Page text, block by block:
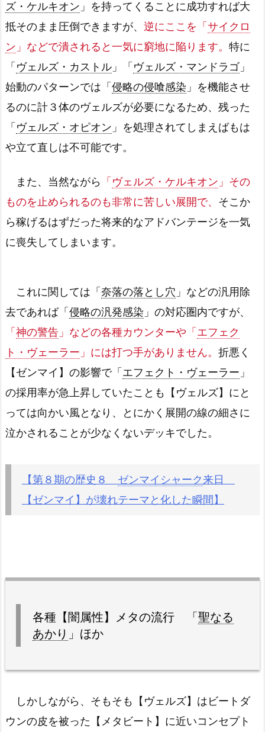
ズ・ケルキオン 」を持ってくることに成功すれば大
抵そのまま圧倒できますが、 逆にここを「 サイクロ
ン 」などで潰されると一気に窮地に陥ります。 特に
「 ヴェルズ・カストル 」「 ヴェルズ・マンドラゴ 」
始動のパターンでは「 侵略の侵喰感染 」を機能させ
るのに計３体のヴェルズが必要になるため、残った
「 ヴェルズ・オピオン 」を処理されてしまえばもは
や立て直しは不可能です。
また、当然ながら 「 ヴェルズ・ケルキオン 」その
ものを止められるのも非常に苦しい展開で、 そこか
ら稼げるはずだった将来的なアドバンテージを一気
に喪失してしまいます。
これに関しては「 奈落の落とし穴 」などの汎用除
去であれば「 侵略の汎発感染 」の対応圏内ですが、
「 神の警告 」などの各種カウンターや「 エフェク
ト・ヴェーラー 」には打つ手がありません。 折悪く
【ゼンマイ】の影響で「 エフェクト・ヴェーラー 」
の採用率が急上昇していたことも【ヴェルズ】にと
っては向かい風となり、とにかく展開の線の細さに
泣かされることが少なくないデッキでした。
【第８期の歴史８ ゼンマイシャーク来日
【ゼンマイ】が壊れテーマと化した瞬間】
各種【闇属性】メタの流行 「 聖なる
あかり 」ほか
しかしながら、そもそも【ヴェルズ】はビートダ
ウンの皮を被った【メタビート】に近いコンセプト